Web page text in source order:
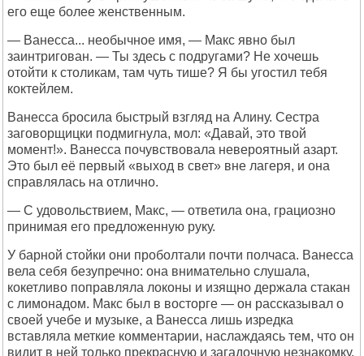
его еще более женственным.
— Ванесса... необычное имя, — Макс явно был
заинтригован. — Ты здесь с подругами? Не хочешь
отойти к столикам, там чуть тише? Я бы угостил тебя
коктейлем.
Ванесса бросила быстрый взгляд на Алину. Сестра
заговорщицки подмигнула, мол: «Давай, это твой
момент!». Ванесса почувствовала невероятный азарт.
Это был её первый «выход в свет» вне лагеря, и она
справлялась на отлично.
— С удовольствием, Макс, — ответила она, грациозно
принимая его предложенную руку.
У барной стойки они проболтали почти полчаса. Ванесса
вела себя безупречно: она внимательно слушала,
кокетливо поправляла локоны и изящно держала стакан
с лимонадом. Макс был в восторге — он рассказывал о
своей учебе и музыке, а Ванесса лишь изредка
вставляла меткие комментарии, наслаждаясь тем, что он
видит в ней только прекрасную и загадочную незнакомку.